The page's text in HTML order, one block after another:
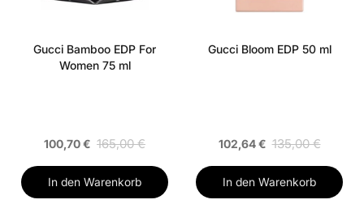
Gucci Bamboo EDP For
Women 75 ml
100,70 € 165,00 €
In den Warenkorb
Gucci Bloom EDP 50 ml
102,64 € 135,00 €
In den Warenkorb